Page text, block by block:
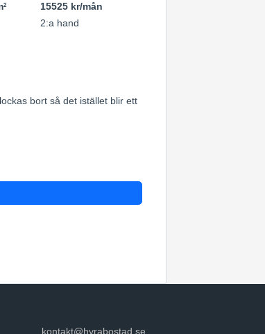
2
15525 kr/mån
2:a hand
bort så det istället blir ett
kontakt@hyrabostad.se